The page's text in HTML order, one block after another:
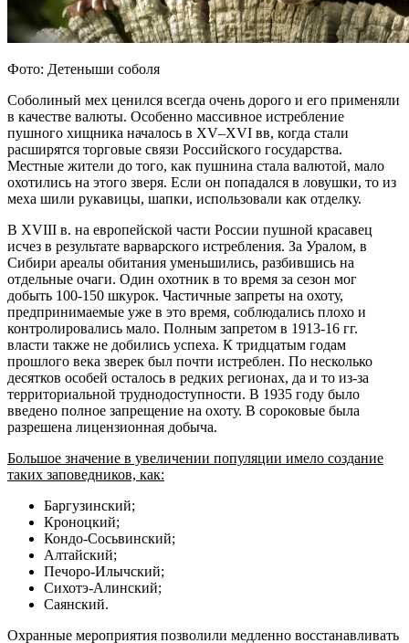
Фото: Детеныши соболя
Соболиный мех ценился всегда очень дорого и его применяли
в качестве валюты. Особенно массивное истребление
пушного хищника началось в XV–XVI вв, когда стали
расширятся торговые связи Российского государства.
Местные жители до того, как пушнина стала валютой, мало
охотились на этого зверя. Если он попадался в ловушки, то из
меха шили рукавицы, шапки, использовали как отделку.
В XVIII в. на европейской части России пушной красавец
исчез в результате варварского истребления. За Уралом, в
Сибири ареалы обитания уменьшились, разбившись на
отдельные очаги. Один охотник в то время за сезон мог
добыть 100-150 шкурок. Частичные запреты на охоту,
предпринимаемые уже в это время, соблюдались плохо и
контролировались мало. Полным запретом в 1913-16 гг.
власти также не добились успеха. К тридцатым годам
прошлого века зверек был почти истреблен. По несколько
десятков особей осталось в редких регионах, да и то из-за
территориальной труднодоступности. В 1935 году было
введено полное запрещение на охоту. В сороковые была
разрешена лицензионная добыча.
Большое значение в увеличении популяции имело создание
таких заповедников, как:
Баргузинский;
Кроноцкий;
Кондо-Сосьвинский;
Алтайский;
Печоро-Илычский;
Сихотэ-Алинский;
Саянский.
Охранные мероприятия позволили медленно восстанавливать